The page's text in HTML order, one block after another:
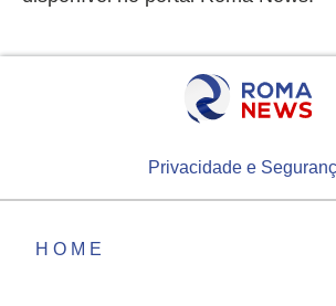
Privacidade e
HOME